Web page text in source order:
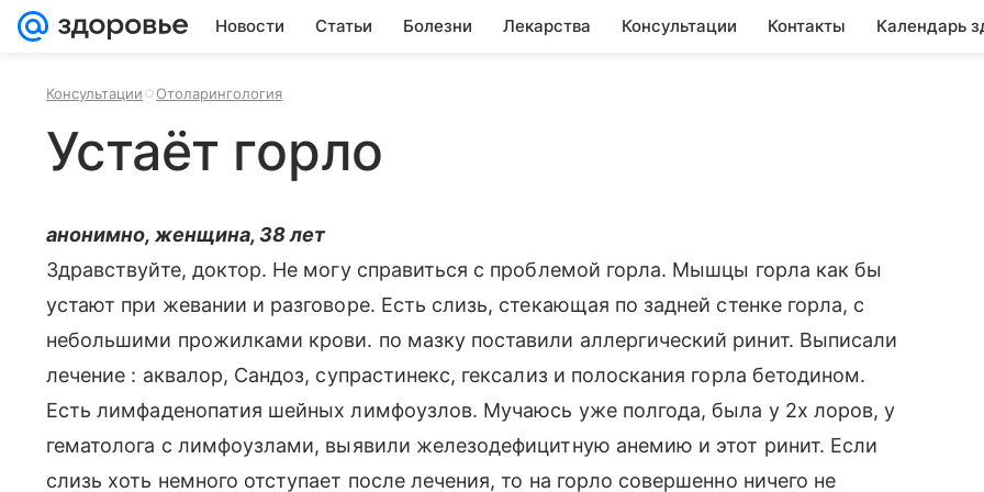
Новости Статьи Болезни Лекарства Консультации Контакты Календарь
Консультации Отоларингология
Устаёт горло
анонимно, женщина, 38 лет
Здравствуйте, доктор. Не могу справиться с проблемой горла. Мышцы горла как бы
устают при жевании и разговоре. Есть слизь, стекающая по задней стенке горла, с
небольшими прожилками крови. по мазку поставили аллергический ринит. Выписали
лечение : аквалор, Сандоз, супрастинекс, гексализ и полоскания горла бетодином.
Есть лимфаденопатия шейных лимфоузлов. Мучаюсь уже полгода, была у 2х лоров, у
гематолога с лимфоузлами, выявили железодефицитную анемию и этот ринит. Если
слизь хоть немного отступает после лечения, то на горло совершенно ничего не